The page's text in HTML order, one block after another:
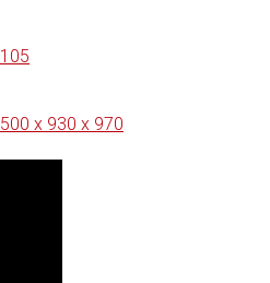
105
500 x 930 x 970